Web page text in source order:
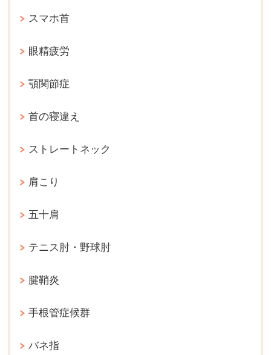
スマホ首
眼精疲労
顎関節症
首の寝違え
ストレートネック
肩こり
五十肩
テニス肘・野球肘
腱鞘炎
手根管症候群
バネ指